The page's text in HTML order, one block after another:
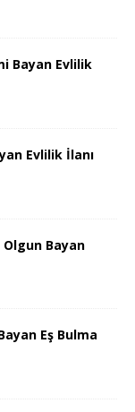
Bayan Evlilik
Evlilik İlanı
Bayan
Eş Bulma